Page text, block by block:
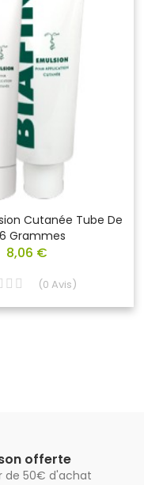
Cutanée Tube De
Grammes
8,06 €
(0 Avis)
offerte
de 50€ d'achat